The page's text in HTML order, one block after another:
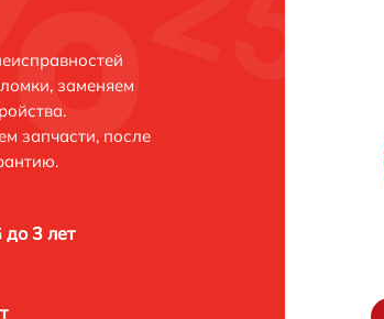
заменяем
запчасти, после
3 лет